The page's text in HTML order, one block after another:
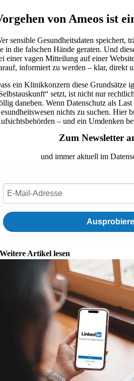
von Ameos ist
sensible Gesundheitsdaten speichert,
in die falschen Hände geraten. Und
einer vagen Mitteilung auf einer
informiert zu werden – klar, direkt
ein Klinikkonzern diese Grundsätze
setzt, ist nicht nur
daneben. Wenn Datenschutz als
nichts zu suchen. Hier
– und ein Umdenken
Zum Newsletter
und immer aktuell im
Weitere Artikel lesen